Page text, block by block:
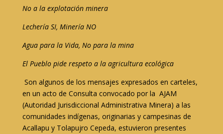
No a la explotación minera
Lechería SI, Minería NO
Agua para la Vida, No para la mina
El Pueblo pide respeto a la agricultura ecológica
Son algunos de los mensajes expresados en carteles,
en un acto de Consulta convocado por la AJAM
(Autoridad Jurisdiccional Administrativa Minera) a las
comunidades indígenas, originarias y campesinas de
Acallapu y Tolapujro Cepeda, estuvieron presentes